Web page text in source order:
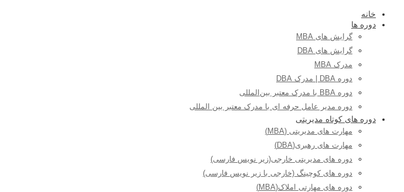
خانه
دوره ها
گرایش های MBA
گرایش های DBA
مدرک MBA
دوره DBA | مدرک DBA
دوره BBA با مدرک معتبر بین‌المللی
دوره مدیر عامل حرفه ای با مدرک معتبر بین المللی
دوره های کوتاه مدیریتی
مهارت های مدیریتی (MBA)
مهارت های رهبری(DBA)
دوره های مدیریتی خارجی(زیر نویس فارسی)
دوره های کوچینگ (خارجی با زیر نویس فارسی)
دوره های مهارتی املاک(MBA)